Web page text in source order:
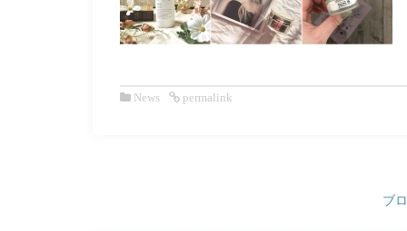
News permalink
ブ